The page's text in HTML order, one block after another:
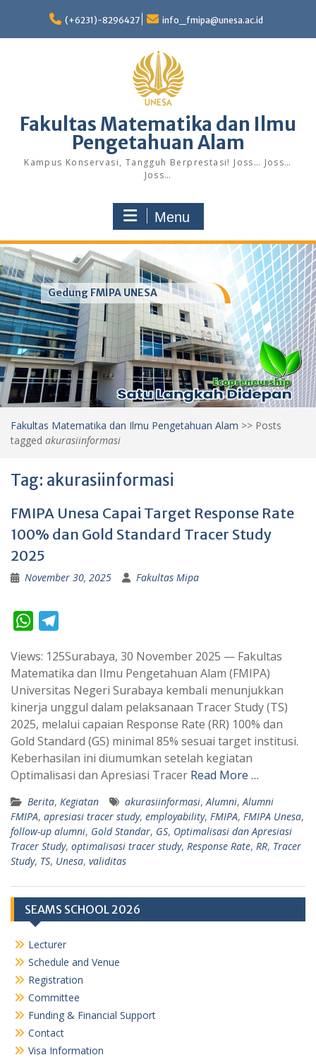
content
(+6231)-8296427 info_fmipa@unesa.ac.id
Fakultas Matematika dan Ilmu
Pengetahuan Alam
Kampus Konservasi, Tangguh Berprestasi! Joss… Joss…
Joss…
Menu
Gedung FMIPA UNESA
Fakultas Matematika dan Ilmu Pengetahuan Alam >> Posts
tagged akurasiinformasi
Tag: akurasiinformasi
FMIPA Unesa Capai Target Response Rate
100% dan Gold Standard Tracer Study
2025
November 30, 2025 Fakultas Mipa
W
a
t
s
A
p
p
l
e
g
r
a
m
Views: 125Surabaya, 30 November 2025 — Fakultas
Matematika dan Ilmu Pengetahuan Alam (FMIPA)
Universitas Negeri Surabaya kembali menunjukkan
kinerja unggul dalam pelaksanaan Tracer Study (TS)
2025, melalui capaian Response Rate (RR) 100% dan
Gold Standard (GS) minimal 85% sesuai target institusi.
Keberhasilan ini diumumkan setelah kegiatan
Optimalisasi dan Apresiasi Tracer Read More …
Berita, Kegiatan akurasiinformasi, Alumni, Alumni
FMIPA, apresiasi tracer study, employability, FMIPA, FMIPA Unesa,
follow-up alumni, Gold Standar, GS, Optimalisasi dan Apresiasi
Tracer Study, optimalisasi tracer study, Response Rate, RR, Tracer
Study, TS, Unesa, validitas
SEAMS SCHOOL 2026
Lecturer
Schedule and Venue
Registration
Committee
Funding & Financial Support
Contact
Visa Information